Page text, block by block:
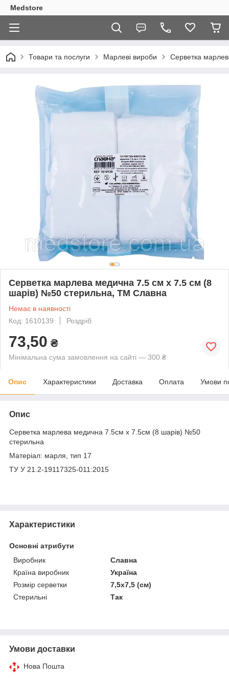
Medstore
Товари та послуги Марлеві вироби Серветка
Серветка марлева медична 7.5 см х 7.5 см (8
шарів) №50 стерильна, ТМ Славна
Немає в наявності
Код: 1610139
Роздріб
73,50 ₴
Мінімальна сума замовлення на сайті — 300 ₴
Опис Характеристики Доставка Оплата Умови
Опис
Серветка марлева медична 7.5см х 7.5см (8 шарів) №50
стерильна
Матеріал: марля, тип 17
ТУ У 21.2-19117325-011:2015
Характеристики
Основні атрибути
Виробник
Славна
Країна виробник
Україна
Розмір серветки
7,5х7,5 (см)
Стерильні
Так
Умови доставки
Нова Пошта